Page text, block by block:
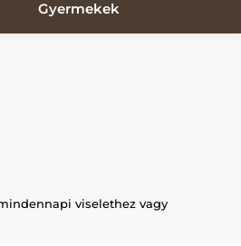
Gyermekek
viselethez vagy